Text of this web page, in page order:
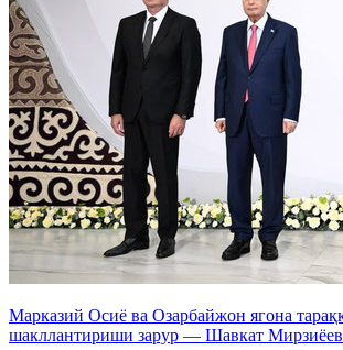
Марказий Осиё ва Озарбайжон ягона
шакллантириши зарур — Шавкат Мирзиёев